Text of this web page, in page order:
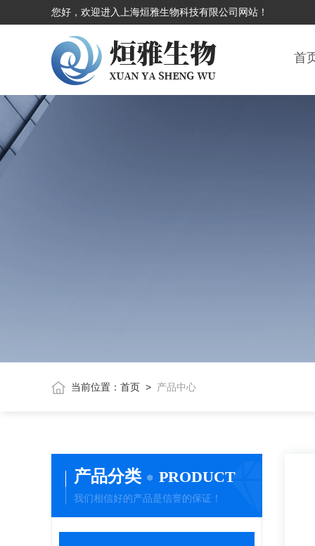
您好，欢迎进入上海烜雅生物科技有限公司网站！
首
当前位置： 首页> 产品中心
产品分类 PRODUCT
我们相信好的产品是信誉的保证！